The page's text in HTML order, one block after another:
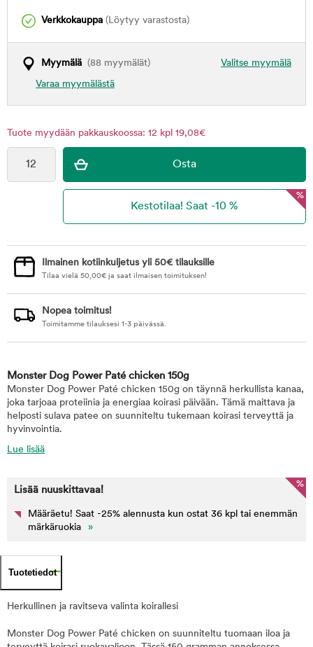
Verkkokauppa (Löytyy varastosta)
Valitse myymälä
Myymälä (88 myymälät)
Varaa myymälästä
Tuote myydään pakkauskoossa: 12 kpl 19,08€
%
Ilmainen kotiinkuljetus yli 50€ tilauksille
Tilaa vielä 50,00€ ja saat ilmaisen toimituksen!
Nopea toimitus!
Toimitamme tilauksesi 1-3 päivässä.
Monster Dog Power Paté chicken 150g
Monster Dog Power Paté chicken 150g on täynnä herkullista kanaa,
joka tarjoaa proteiinia ja energiaa koirasi päivään. Tämä maittava ja
helposti sulava patee on suunniteltu tukemaan koirasi terveyttä ja
hyvinvointia.
Lue lisää
%
Lisää nuuskittavaa!
Määräetu! Saat -25% alennusta kun ostat 36 kpl tai enemmän
märkäruokia
»
Tuotetiedot
Herkullinen ja ravitseva valinta koirallesi
Monster Dog Power Paté chicken on suunniteltu tuomaan iloa ja